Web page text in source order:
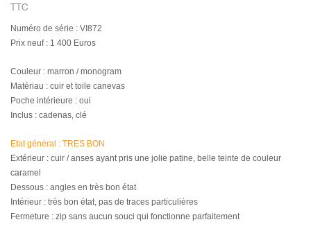
TTC
Numéro de série : VI872
Prix neuf : 1 400 Euros
Couleur : marron / monogram
Matériau : cuir et toile canevas
Poche intérieure : oui
Inclus : cadenas, clé
Etat général : TRES BON
Extérieur : cuir / anses ayant pris une jolie patine, belle teinte de couleur
caramel
Dessous : angles en très bon état
Intérieur : très bon état, pas de traces particulières
Fermeture : zip sans aucun souci qui fonctionne parfaitement